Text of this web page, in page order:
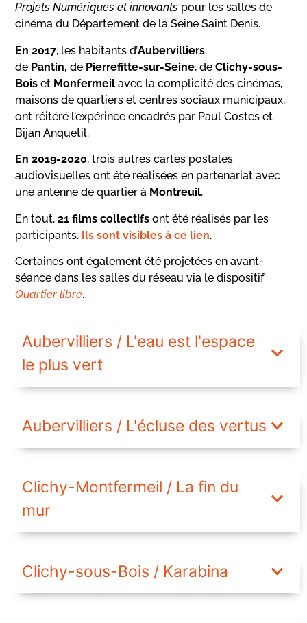
Projets Numériques et innovants pour les salles de
cinéma du Département de la Seine Saint Denis.
En 2017, les habitants d’Aubervilliers,
de Pantin, de Pierrefitte-sur-Seine, de Clichy-sous-
Bois et Monfermeil avec la complicité des cinémas,
maisons de quartiers et centres sociaux municipaux,
ont réitéré l’expérince encadrés par Paul Costes et
Bijan Anquetil.
En 2019-2020, trois autres cartes postales
audiovisuelles ont été réalisées en partenariat avec
une antenne de quartier à Montreuil.
En tout, 21 films collectifs ont été réalisés par les
participants. Ils sont visibles à ce lien.
Certaines ont également été projetées en avant-
séance dans les salles du réseau via le dispositif
Quartier libre.
Aubervilliers / L'eau est l'espace
le plus vert
Aubervilliers / L'écluse des vertus
Clichy-Montfermeil / La fin du
mur
Clichy-sous-Bois / Karabina